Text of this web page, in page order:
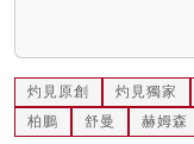
灼見原創 灼見獨家
柏鵬
舒曼 赫姆森